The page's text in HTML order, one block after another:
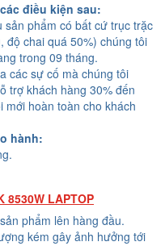
điều kiện sau:
phẩm có bất cứ trục trặc
độ chai quá 50%) chúng tôi
trong 09 tháng.
các sự cố mà chúng tôi
trợ khách hàng 30% đến
mới hoàn toàn cho khách
hành:
8530W LAPTOP
phẩm lên hàng đầu.
kém gây ảnh hưởng tới